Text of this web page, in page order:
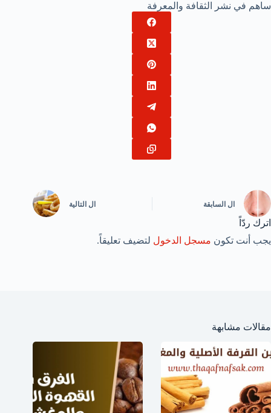
ساهم في نشر الثقافة والمعرفة
ال السابقة ال التالية
اترك ردّاً
يجب أنت تكون مسجل الدخول لتضيف تعليقاً.
مقالات مشابهة